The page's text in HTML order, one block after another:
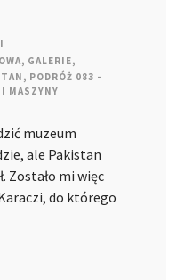
, GALERIE,
, PODRÓŻ 083 –
I MASZYNY
muzeum
ale Pakistan
Zostało mi więc
do którego